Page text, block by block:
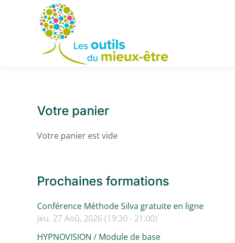
Accéder au contenu principal
Votre panier
Votre panier est vide
Prochaines formations
Conférence Méthode Silva gratuite en ligne
Jeu. 27 Aoû, 2026 (19:30 - 21:00)
HYPNOVISION / Module de base